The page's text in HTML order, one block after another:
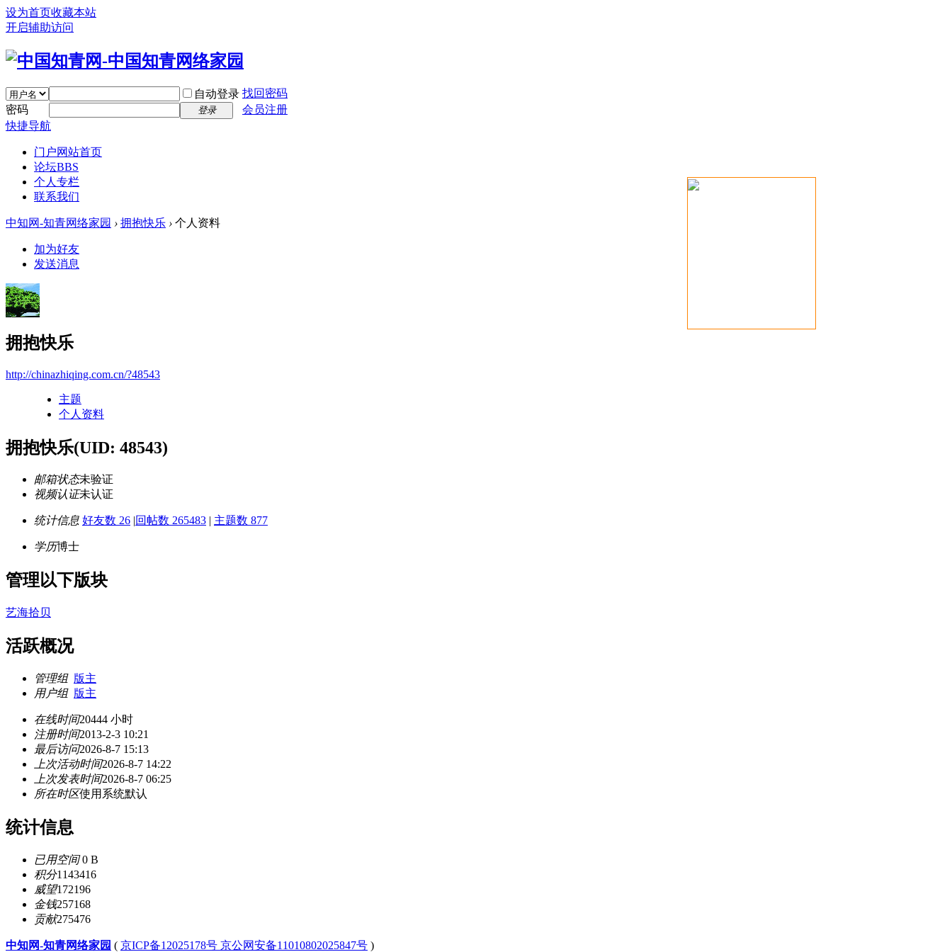
设为首页收藏本站
开启辅助访问
自动登录 找回密码
密码
登录
会员注册
快捷导航
门户网站首页
论坛BBS
个人专栏
联系我们
中知网-知青网络家园 › 拥抱快乐 › 个人资料
加为好友
发送消息
拥抱快乐
http://chinazhiqing.com.cn/?48543
主题
个人资料
拥抱快乐(UID: 48543)
邮箱状态未验证
视频认证未认证
统计信息 好友数 26 |回帖数 265483 | 主题数 877
学历博士
管理以下版块
艺海拾贝
活跃概况
管理组 版主
用户组 版主
在线时间20444 小时
注册时间2013-2-3 10:21
最后访问2026-8-7 15:13
上次活动时间2026-8-7 14:22
上次发表时间2026-8-7 06:25
所在时区使用系统默认
统计信息
已用空间0 B
积分1143416
威望172196
金钱257168
贡献275476
中知网-知青网络家园 ( 京ICP备12025178号 京公网安备11010802025847号 )